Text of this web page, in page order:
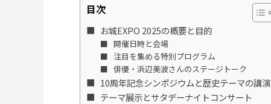
目次
お城EXPO 2025の概要と目的
開催日時と会場
注目を集める特別プログラム
俳優・浜辺美波さんのステージトーク
10周年記念シンポジウムと歴史テーマの講演
テーマ展示とサタデーナイトコンサート